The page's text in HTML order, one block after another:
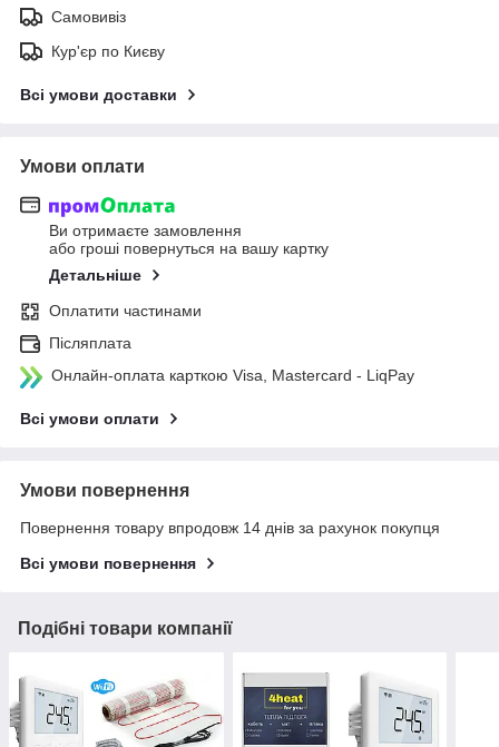
Самовивіз
Кур'єр по Києву
Всі умови доставки
Умови оплати
Ви отримаєте замовлення
або гроші повернуться на вашу картку
Детальніше
Оплатити частинами
Післяплата
Онлайн-оплата карткою Visa, Mastercard - LiqPay
Всі умови оплати
Умови повернення
Повернення товару впродовж 14 днів за рахунок покупця
Всі умови повернення
Подібні товари компанії